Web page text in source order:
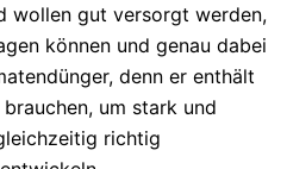
wollen gut versorgt werden,
können und genau dabei
denn er enthält
um stark und
richtig